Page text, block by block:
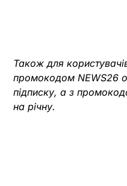
Також для
промокодом NEWS26
підписку, а з
на річну.